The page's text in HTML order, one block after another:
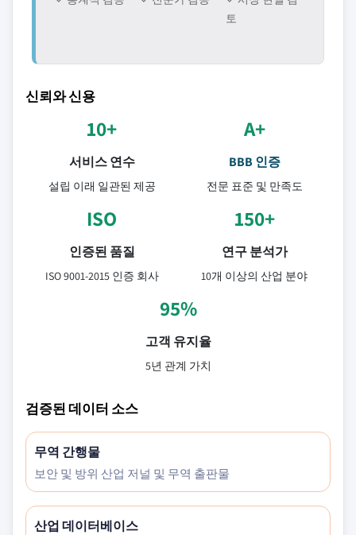
토
신뢰와 신용
10+
서비스 연수
설립 이래 일관된 제공
A+
BBB 인증
전문 표준 및 만족도
ISO
인증된 품질
ISO 9001-2015 인증 회사
150+
연구 분석가
10개 이상의 산업 분야
95%
고객 유지율
5년 관계 가치
검증된 데이터 소스
무역 간행물
보안 및 방위 산업 저널 및 무역 출판물
산업 데이터베이스